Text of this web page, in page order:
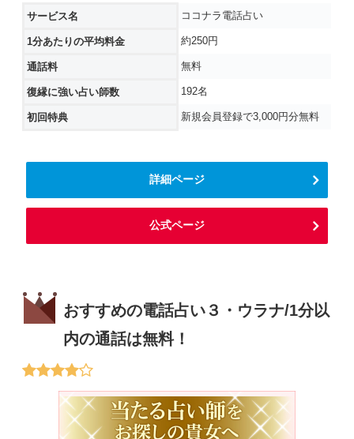
サービス名 ココナラ電話占い
1分あたりの平均料金 約250円
通話料 無料
復縁に強い占い師数 192名
初回特典 新規会員登録で3,000円分無料
詳細ページ
公式ページ
おすすめの電話占い３・ウラナ/1分以
内の通話は無料！